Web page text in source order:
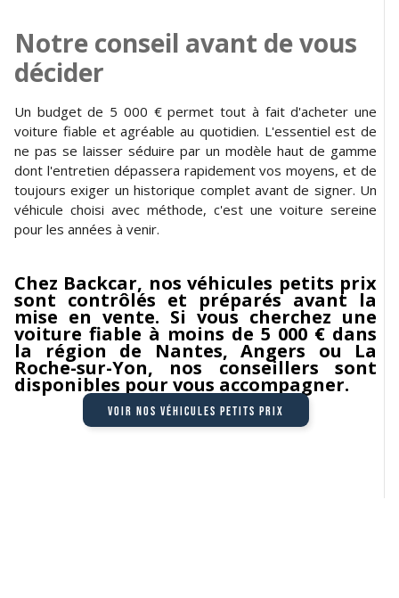
Notre conseil avant de vous
décider
Un budget de 5 000 € permet tout à fait d'acheter une
voiture fiable et agréable au quotidien. L'essentiel est de
ne pas se laisser séduire par un modèle haut de gamme
dont l'entretien dépassera rapidement vos moyens, et de
toujours exiger un historique complet avant de signer. Un
véhicule choisi avec méthode, c'est une voiture sereine
pour les années à venir.
Chez Backcar, nos véhicules petits prix
sont contrôlés et préparés avant la
mise en vente. Si vous cherchez une
voiture fiable à moins de 5 000 € dans
la région de Nantes, Angers ou La
Roche-sur-Yon, nos conseillers sont
disponibles pour vous accompagner.
Voir nos véhicules petits prix